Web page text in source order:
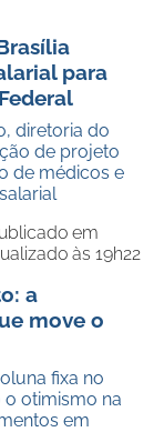
para
diretoria do
de projeto
de médicos e
em
às 19h22
a
move o
fixa no
otimismo na
em